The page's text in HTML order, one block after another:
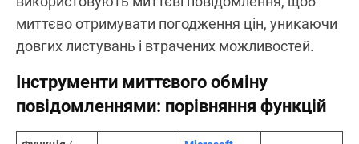
прийняття рішень
Обмін повідомленнями в реальному часі
допомагає уникнути перевантаження
електронною поштою та підтримуєкомандну
комунікаціюна належному рівні.